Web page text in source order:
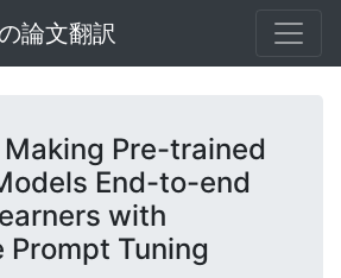
論文翻訳
Making Pre-trained
End-to-end
with
Tuning